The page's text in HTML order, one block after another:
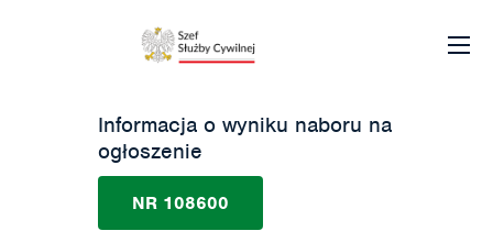
Informacja o wyniku naboru na
ogłoszenie
NR 108600